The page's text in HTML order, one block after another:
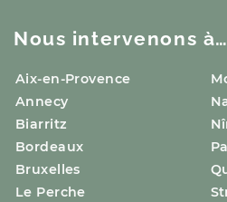
Nous intervenons à…
Aix-en-Provence
Annecy
Biarritz
Bordeaux
Bruxelles
Le Perche